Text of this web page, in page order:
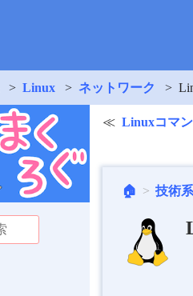
Linux ネットワーク
Linuxコマ
🏠 技術系